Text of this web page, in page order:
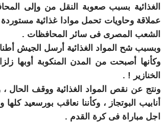
الغذائية بسبب صعوبة النقل من وإلى
عملاقة وحاويات تحمل موادا غذائية مستوردة
الشعب المصرى فى سائر المحافظات .
وبسبب شح المواد الغذائية أرسل الجيش
وكأنها أصبحت من المدن المنكوبة أوبها
الخنازير ! .
ونتج عن نقص المواد الغذائية ووقف
أنابيب البوتجاز ، وكأننا نعاقب بور سعيدكلها
اجل مباراة فى كرة القدم .